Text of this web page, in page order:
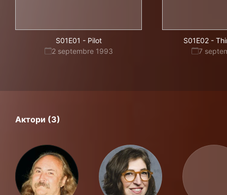
S01E01 - Pilot
2 septembre 1993
S01E02 -
7
Актори (3)